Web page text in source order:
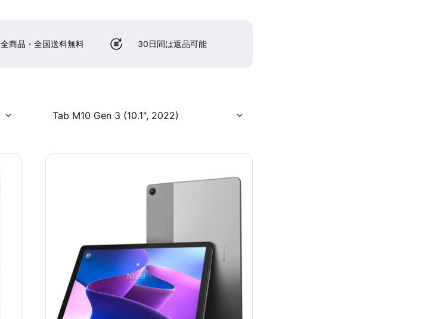
全商品・全国送料無料 30日間は返品可能
Tab M10 Gen 3 (10.1", 2022)